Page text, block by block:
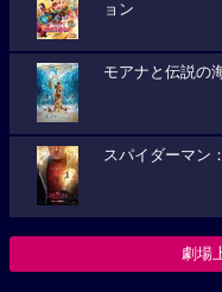
ョン
モアナと伝説の
スパイダーマン
劇場